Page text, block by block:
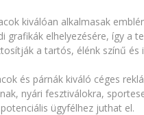
kiválóan alkalmasak
grafikák elhelyezésére, így
a tartós, élénk színű és
és párnák kiváló céges
nyári fesztiválokra,
ügyfélhez juthat el.